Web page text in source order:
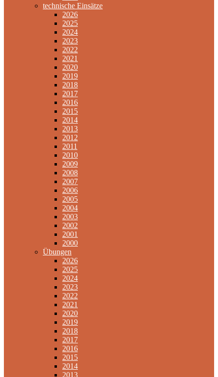
technische Einsätze
2026
2025
2024
2023
2022
2021
2020
2019
2018
2017
2016
2015
2014
2013
2012
2011
2010
2009
2008
2007
2006
2005
2004
2003
2002
2001
2000
Übungen
2026
2025
2024
2023
2022
2021
2020
2019
2018
2017
2016
2015
2014
2013